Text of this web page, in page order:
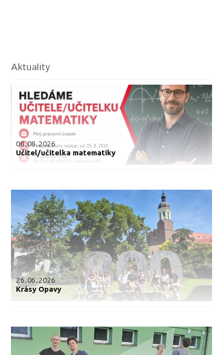
Aktuality
08.08.2026
Učitel/učitelka matematiky
26.06.2026
Krásy Opavy